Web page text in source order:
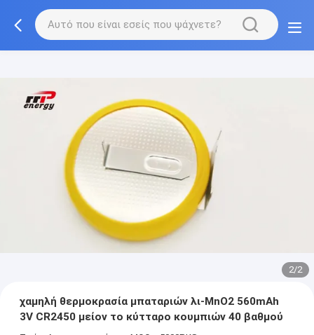
2/2
χαμηλή θερμοκρασία μπαταριών λι-MnO2 560mAh
3V CR2450 μείον το κύτταρο κουμπιών 40 βαθμού